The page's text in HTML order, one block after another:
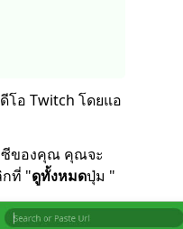
อ Twitch โดยแอ
ของคุณ คุณจะ
กที่ "ดูทั้งหมดปุ่ม "